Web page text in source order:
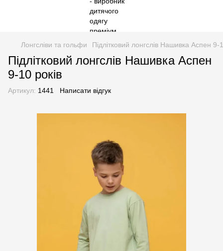
Лонгсліви та гольфи Підлітковий лонгслів Нашивка Аспен 9-
Підлітковий лонгслів Нашивка Аспен
9-10 років
Артикул: 1441 Написати відгук